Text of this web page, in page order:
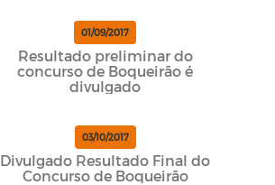
01/09/2017
Resultado preliminar do
concurso de Boqueirão é
divulgado
03/10/2017
Divulgado Resultado Final do
Concurso de Boqueirão